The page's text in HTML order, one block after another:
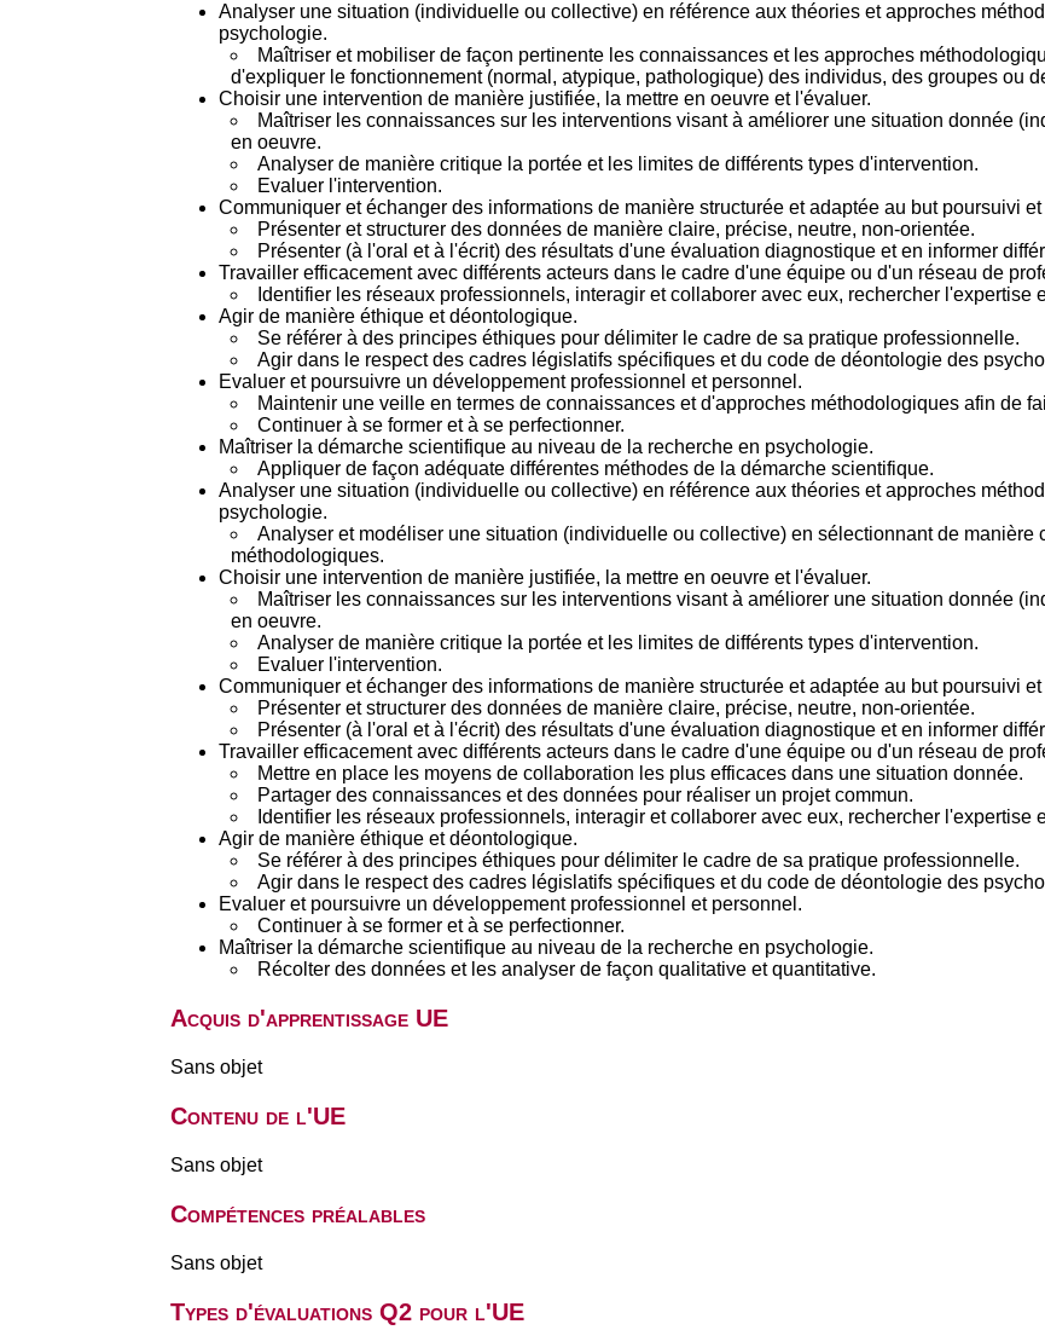
Analyser une situation (individuelle ou collective) en référence aux théories et approches
psychologie.
Maîtriser et mobiliser de façon pertinente les connaissances et les approches
d'expliquer le fonctionnement (normal, atypique, pathologique) des individus, des groupes ou
Choisir une intervention de manière justifiée, la mettre en oeuvre et l'évaluer.
Maîtriser les connaissances sur les interventions visant à améliorer une situation donnée
en oeuvre.
Analyser de manière critique la portée et les limites de différents types d'intervention.
Evaluer l'intervention.
Communiquer et échanger des informations de manière structurée et adaptée au but poursuivi
Présenter et structurer des données de manière claire, précise, neutre, non-orientée.
Présenter (à l'oral et à l'écrit) des résultats d'une évaluation diagnostique et en informer
Travailler efficacement avec différents acteurs dans le cadre d'une équipe ou d'un réseau de
Identifier les réseaux professionnels, interagir et collaborer avec eux, rechercher l'expertise
Agir de manière éthique et déontologique.
Se référer à des principes éthiques pour délimiter le cadre de sa pratique professionnelle.
Agir dans le respect des cadres législatifs spécifiques et du code de déontologie des
Evaluer et poursuivre un développement professionnel et personnel.
Maintenir une veille en termes de connaissances et d'approches méthodologiques afin de
Continuer à se former et à se perfectionner.
Maîtriser la démarche scientifique au niveau de la recherche en psychologie.
Appliquer de façon adéquate différentes méthodes de la démarche scientifique.
Analyser une situation (individuelle ou collective) en référence aux théories et approches
psychologie.
Analyser et modéliser une situation (individuelle ou collective) en sélectionnant de manière
méthodologiques.
Choisir une intervention de manière justifiée, la mettre en oeuvre et l'évaluer.
Maîtriser les connaissances sur les interventions visant à améliorer une situation donnée
en oeuvre.
Analyser de manière critique la portée et les limites de différents types d'intervention.
Evaluer l'intervention.
Communiquer et échanger des informations de manière structurée et adaptée au but poursuivi
Présenter et structurer des données de manière claire, précise, neutre, non-orientée.
Présenter (à l'oral et à l'écrit) des résultats d'une évaluation diagnostique et en informer
Travailler efficacement avec différents acteurs dans le cadre d'une équipe ou d'un réseau de
Mettre en place les moyens de collaboration les plus efficaces dans une situation donnée.
Partager des connaissances et des données pour réaliser un projet commun.
Identifier les réseaux professionnels, interagir et collaborer avec eux, rechercher l'expertise
Agir de manière éthique et déontologique.
Se référer à des principes éthiques pour délimiter le cadre de sa pratique professionnelle.
Agir dans le respect des cadres législatifs spécifiques et du code de déontologie des
Evaluer et poursuivre un développement professionnel et personnel.
Continuer à se former et à se perfectionner.
Maîtriser la démarche scientifique au niveau de la recherche en psychologie.
Récolter des données et les analyser de façon qualitative et quantitative.
Acquis d'apprentissage UE
Sans objet
Contenu de l'UE
Sans objet
Compétences préalables
Sans objet
Types d'évaluations Q2 pour l'UE